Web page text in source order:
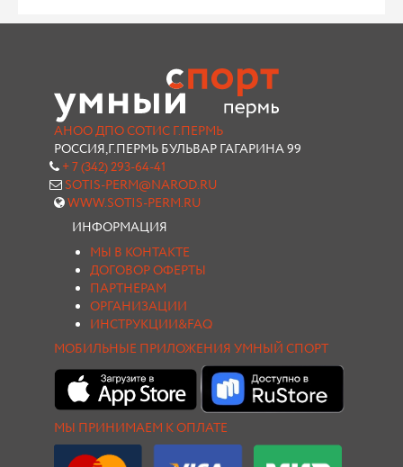
АНОО ДПО СОТИС Г.ПЕРМЬ
РОССИЯ,Г.ПЕРМЬ БУЛЬВАР ГАГАРИНА 99
+ 7 (342) 293-64-41
SOTIS-PERM@NAROD.RU
WWW.SOTIS-PERM.RU
ИНФОРМАЦИЯ
МЫ В КОНТАКТЕ
ДОГОВОР ОФЕРТЫ
ПАРТНЕРАМ
ОРГАНИЗАЦИИ
ИНСТРУКЦИИ&FAQ
МОБИЛЬНЫЕ ПРИЛОЖЕНИЯ УМНЫЙ СПОРТ
МЫ ПРИНИМАЕМ К ОПЛАТЕ